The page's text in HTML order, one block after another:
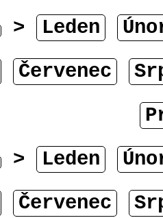
> Leden
Červenec
> Leden
Červenec